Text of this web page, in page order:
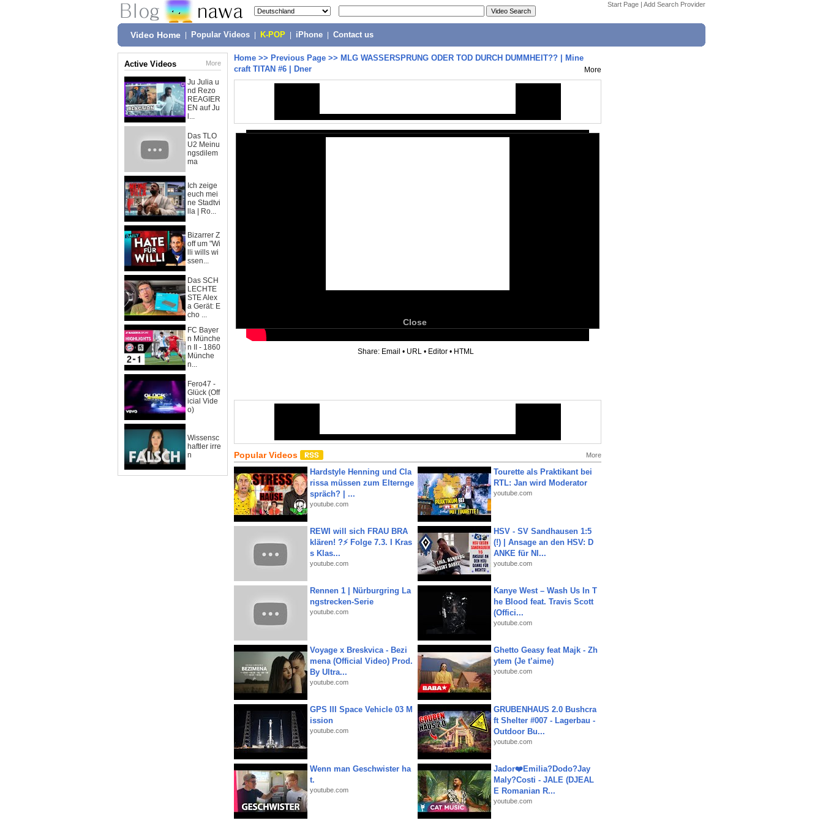
Start Page | Add Search Provider
Video Home Popular Videos K-POP iPhone Contact us
Active Videos More
Ju Julia u
nd Rezo
REAGIER
EN auf Ju
l...
Das TLO
U2 Meinu
ngsdilem
ma
Ich zeige
euch mei
ne Stadtvi
lla | Ro...
Bizarrer Z
off um "Wi
lli wills wi
ssen...
Das SCH
LECHTE
STE Alex
a Gerät: E
cho ...
FC Bayer
n Münche
n II - 1860
Münche
n...
Fero47 -
Glück (Off
icial Vide
o)
Wissensc
haftler irre
n
Home >> Previous Page >> MLG WASSERSPRUNG ODER TOD DURCH DUMMHEIT?? | Mine
craft TITAN #6 | Dner
More
Close
Share: Email • URL • Editor • HTML
Popular Videos More
Hardstyle Henning und Cla
rissa müssen zum Elternge
spräch? | ...
youtube.com
Tourette als Praktikant bei
RTL: Jan wird Moderator
youtube.com
REWI will sich FRAU BRA
klären! ?⚡️ Folge 7.3. I Kras
s Klas...
youtube.com
HSV - SV Sandhausen 1:5
(!) | Ansage an den HSV: D
ANKE für NI...
youtube.com
Rennen 1 | Nürburgring La
ngstrecken-Serie
youtube.com
Kanye West – Wash Us In T
he Blood feat. Travis Scott
(Offici...
youtube.com
Voyage x Breskvica - Bezi
mena (Official Video) Prod.
By Ultra...
youtube.com
Ghetto Geasy feat Majk - Zh
ytem (Je t’aime)
youtube.com
GPS III Space Vehicle 03 M
ission
youtube.com
GRUBENHAUS 2.0 Bushcra
ft Shelter #007 - Lagerbau -
Outdoor Bu...
youtube.com
Wenn man Geschwister ha
t.
youtube.com
Jador❤️Emilia?Dodo?Jay
Maly?Costi - JALE (DJEAL
E Romanian R...
youtube.com